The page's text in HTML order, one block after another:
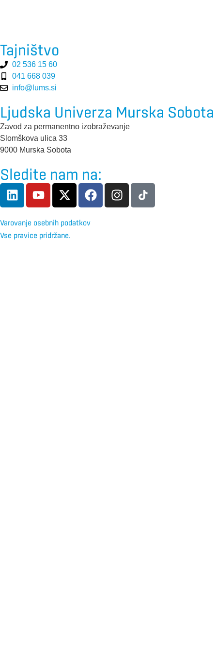
Tajništvo
02 536 15 60
041 668 039
info@lums.si
Ljudska Univerza Murska Sobota
Zavod za permanentno izobraževanje
Slomškova ulica 33
9000 Murska Sobota
Sledite nam na:
Varovanje osebnih podatkov
Vse pravice pridržane.